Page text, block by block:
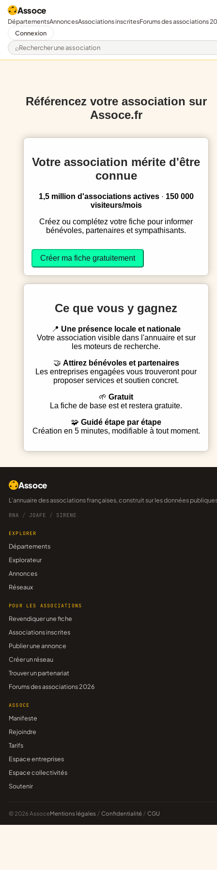
Assoce
Rechercher une association
DépartementsAnnoncesAssociations inscritesForums des associations
Connexion
Référencez votre association sur
Assoce.fr
Votre association mérite d'être
connue
1,5 million d'associations actives· 150 000
visiteurs/mois
Créez ou complétez votre fiche pour informer
bénévoles, partenaires et sympathisants.
Créer ma fiche gratuitement
Ce que vous y gagnez
Une présence locale et nationale
Votre association visible dans l'annuaire et sur
les moteurs de recherche.
Attirez bénévoles et partenaires
Les entreprises engagées vous trouveront pour
proposer services et soutien concret.
Gratuit
La fiche de base est et restera gratuite.
Guidé étape par étape
Création en 5 minutes, modifiable à tout moment.
Assoce
L'annuaire des associations françaises, construit sur les données
RNA / JOAFE / SIRENE
EXPLORER
Départements
Explorateur
Annonces
Réseaux
POUR LES ASSOCIATIONS
Revendiquer une fiche
Associations inscrites
Publier une annonce
Créer un réseau
Trouver un partenariat
Forums des associations 2026
ASSOCE
Manifeste
Rejoindre
Tarifs
Espace entreprises
Espace collectivités
Soutenir
© 2026 AssoceMentions légales / Confidentialité / CGU